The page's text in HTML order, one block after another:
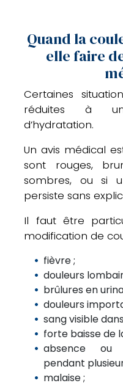
Quand la
elle faire
Certaines
réduites à
d’hydratation.
Un avis médical
sont rouges,
sombres, ou si
persiste sans
Il faut être
modification de
fièvre ;
douleurs
brûlures en
douleurs
sang visible
forte baisse de
absence ou
pendant
malaise ;